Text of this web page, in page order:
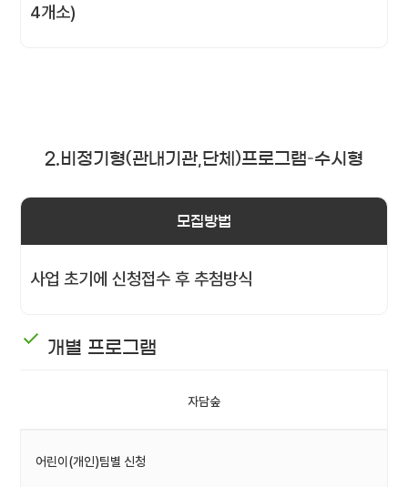
4개소)
2.비정기형(관내기관,단체)프로그램–수시형
모집방법
사업 초기에 신청접수 후 추첨방식
개별 프로그램
자담숲
어린이(개인)팀별 신청